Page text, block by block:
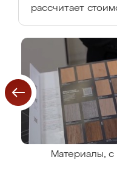
рассчитает
Материалы,